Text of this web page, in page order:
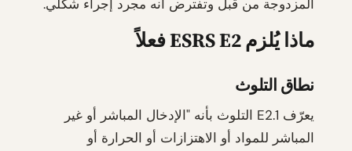
المزدوجة من قبل وتفترض أنه مجرد إجراء شكلي.
ماذا يُلزم ESRS E2 فعلاً
نطاق التلوث
يعرّف E2.1 التلوث بأنه "الإدخال المباشر أو غير
المباشر للمواد أو الاهتزازات أو الحرارة أو